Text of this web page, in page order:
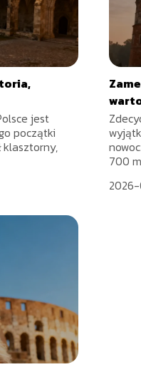
jest
początki
klasztorny,
700